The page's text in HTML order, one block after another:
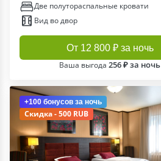
Две полутораспальные кровати
Вид во двор
От 12 800 ₽ за ночь
Ваша выгода 256 ₽ за ночь
+100 бонусов за ночь
Скидка - 500 RUB